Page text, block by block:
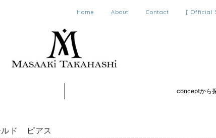
Home About Contact [ Official
conceptから
ド ピアス